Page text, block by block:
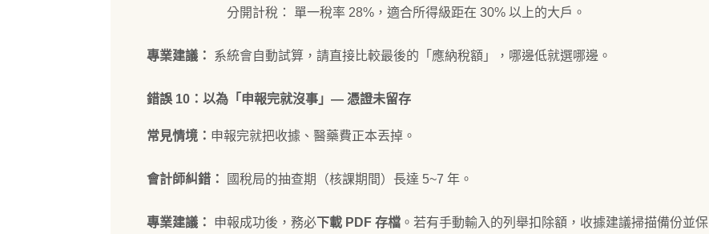
分開計稅： 單一稅率 28%，適合所得級距在 30% 以上的大戶。
專業建議： 系統會自動試算，請直接比較最後的「應納稅額」，哪邊低就選哪邊。
錯誤 10：以為「申報完就沒事」— 憑證未留存
常見情境： 申報完就把收據、醫藥費正本丟掉。
會計師糾錯： 國稅局的抽查期（核課期間）長達 5~7 年。
專業建議： 申報成功後，務必下載 PDF 存檔 。若有手動輸入的列舉扣除額，收據建議掃描備份並保